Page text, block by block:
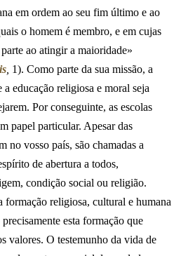
em ordem ao seu fim último e ao
o homem é membro, e em cujas
ao atingir a maioridade»
1). Como parte da sua missão, a
educação religiosa e moral seja
Por conseguinte, as escolas
papel particular. Apesar das
no vosso país, são chamadas a
de abertura a todos,
condição social ou religião.
formação religiosa, cultural e humana
esta formação que
valores. O testemunho da vida de